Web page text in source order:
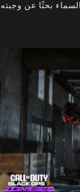
بحثًا عن وجبته